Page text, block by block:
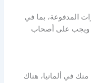
المدفوعة، بما في
ويجب على أصحاب
منك في ألمانيا، هناك